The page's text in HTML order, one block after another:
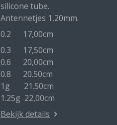
silicone tube.
Antennetjes 1,20mm.
0.2 17,00cm
0.3 17,50cm
0.6 20,00cm
0.8 20.50cm
1g 21.50cm
1.25g 22,00cm
Bekijk details